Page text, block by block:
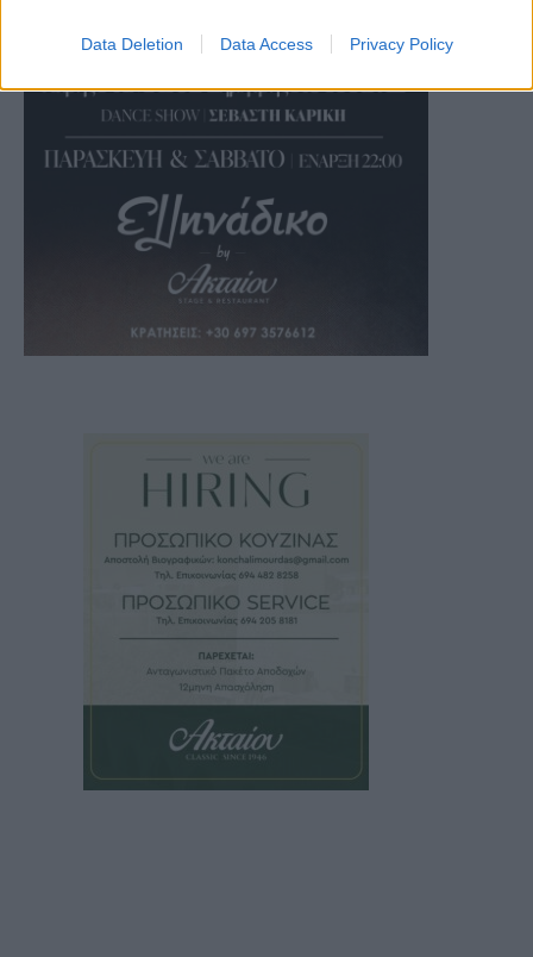
Data Deletion Data Access Privacy Policy